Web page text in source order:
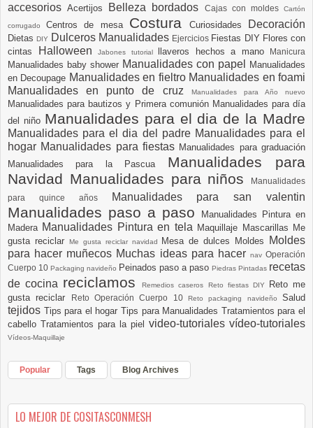
accesoriosAcertijos Belleza bordados Cajas con moldesCartón
corrugadoCentros de mesa Costura Curiosidades Decoración
DietasDIY Dulceros Manualidades Ejercicios Fiestas DIY Flores con
cintas
Halloween Jabones tutorial llaveros hechos a mano Manicura
Manualidades baby shower Manualidades con papel
Manualidades
en Decoupage Manualidades en fieltro Manualidades en foami
Manualidades en punto de cruz
Manualidades para Año nuevo
Manualidades para bautizos y Primera comunión Manualidades para día
del niño Manualidades para el dia de la Madre
Manualidades para el dia del padre Manualidades para el
hogar Manualidades para fiestas Manualidades para graduación
Manualidades para la Pascua Manualidades para
Navidad Manualidades para niños
Manualidades
para quince años
Manualidades para san valentin
Manualidades paso a paso
Manualidades Pintura en
Madera Manualidades Pintura en tela Maquillaje Mascarillas Me
gusta reciclar
Me gusta reciclar navidad Mesa de dulces Moldes
Moldes
para hacer muñecos Muchas ideas para hacer nav Operación
Cuerpo 10 Packaging navideño Peinados paso a paso Piedras Pintadas recetas
de cocina reciclamosRemedios caseros Reto fiestas DIY Reto me
gusta reciclar
Reto Operación Cuerpo 10Reto packaging navideñoSalud
tejidos Tips para el hogarTips para Manualidades Tratamientos para el
cabello Tratamientos para la piel video-tutoriales vídeo-tutoriales
Vídeos-Maquillaje
Popular Tags Blog Archives
LO MEJOR DE COSITASCONMESH